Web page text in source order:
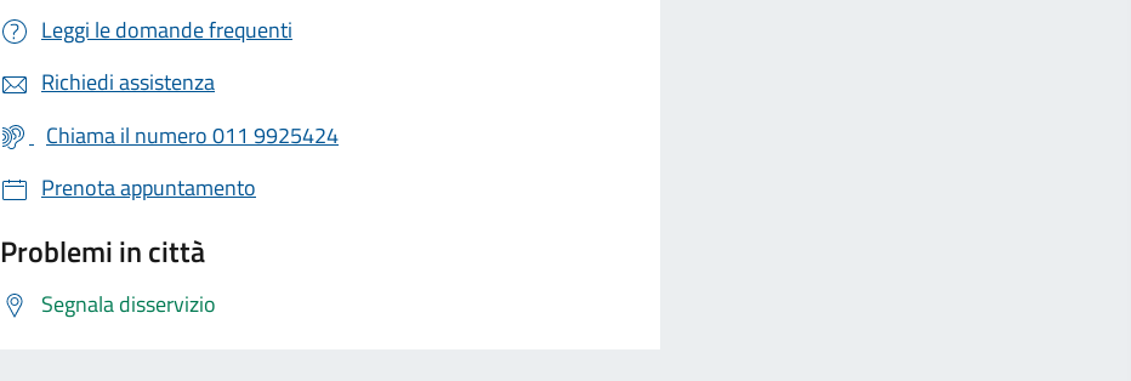
Leggi le domande frequenti
Richiedi assistenza
Chiama il numero 011 9925424
Prenota appuntamento
Problemi in città
Segnala disservizio